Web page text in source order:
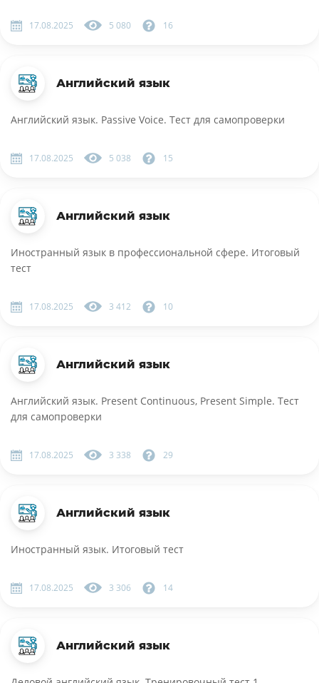
17.08.2025 5 080 16
Английский язык
Английский язык. Passive Voice. Тест для самопроверки
17.08.2025 5 038 15
Английский язык
Иностранный язык в профессиональной сфере. Итоговый
тест
17.08.2025 3 412 10
Английский язык
Английский язык. Present Continuous, Present Simple. Тест
для самопроверки
17.08.2025 3 338 29
Английский язык
Иностранный язык. Итоговый тест
17.08.2025 3 306 14
Английский язык